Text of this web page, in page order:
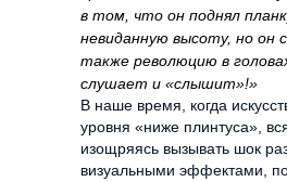
В наше время, когда
уровня «ниже плинтуса»,
изощряясь вызывать шок
визуальными эффектами,
в том, что он поднял
невиданную высоту, но он
также революцию в
слушает и «слышит»!»